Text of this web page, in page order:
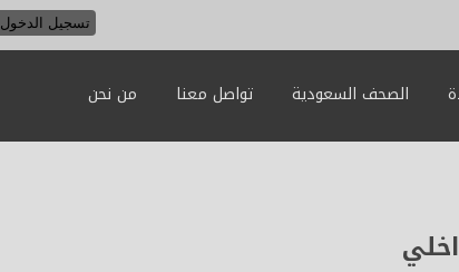
تسجيل الدخول
الصحف السعودية تواصل معنا من نحن